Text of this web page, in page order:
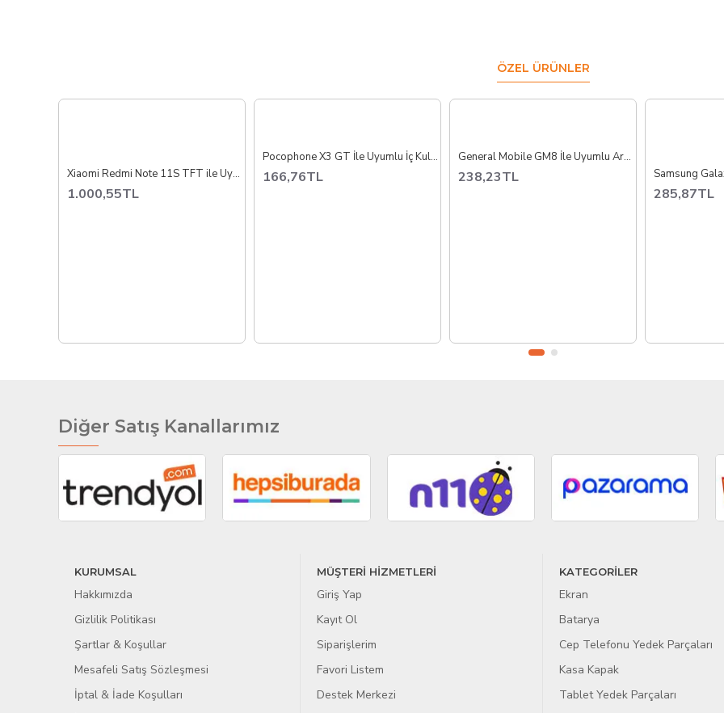
ÖZEL ÜRÜNLER
Xiaomi Redmi Note 11S TFT ile Uyumlu Lcd Ekran Dokunmatik 2201117SG
1.000,55TL
Pocophone X3 GT İle Uyumlu İç Kulaklık
166,76TL
General Mobile GM8 İle Uyumlu Ara Film Flex
238,23TL
285,87TL
Diğer Satış Kanallarımız
KURUMSAL
Hakkımızda
Gizlilik Politikası
Şartlar & Koşullar
Mesafeli Satış Sözleşmesi
İptal & İade Koşulları
MÜŞTERİ HİZMETLERİ
Giriş Yap
Kayıt Ol
Siparişlerim
Favori Listem
Destek Merkezi
KATEGORİLER
Ekran
Batarya
Cep Telefonu Yedek Parçaları
Kasa Kapak
Tablet Yedek Parçaları